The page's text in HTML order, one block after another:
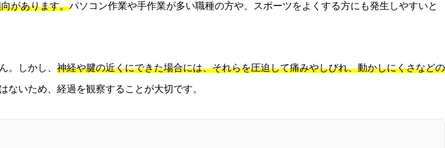
があります。パソコン作業や手作業が多い職種の方や、スポーツをよくする方にも発生しやすいと
。しかし、 神経や腱の近くにできた場合には、それらを圧迫して痛みやしびれ、動かしにくさなどの
ないため、経過を観察することが大切です。